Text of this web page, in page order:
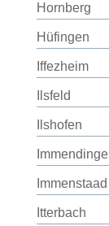
Hornberg
Hüfingen
Iffezheim
Ilsfeld
Ilshofen
Itterbach